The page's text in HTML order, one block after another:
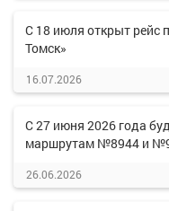
С 18 июля открыт рейс
Томск»
16.07.2026
С 27 июня 2026 года
маршрутам №8944 и
26.06.2026